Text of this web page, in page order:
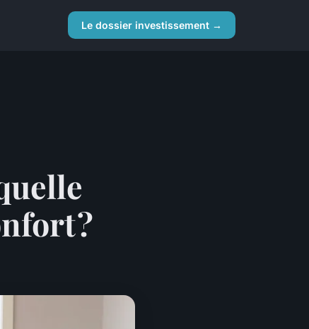
Le dossier investissement →
?